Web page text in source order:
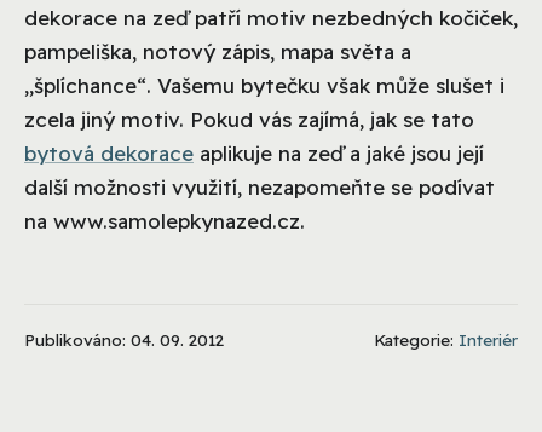
dekorace na zeď patří motiv nezbedných kočiček,
pampeliška, notový zápis, mapa světa a
„šplíchance“. Vašemu bytečku však může slušet i
zcela jiný motiv. Pokud vás zajímá, jak se tato
bytová dekorace aplikuje na zeď a jaké jsou její
další možnosti využití, nezapomeňte se podívat
na www.samolepkynazed.cz.
Publikováno: 04. 09. 2012 Kategorie: Interiér